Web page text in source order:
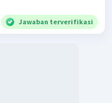
Jawaban terverifikasi